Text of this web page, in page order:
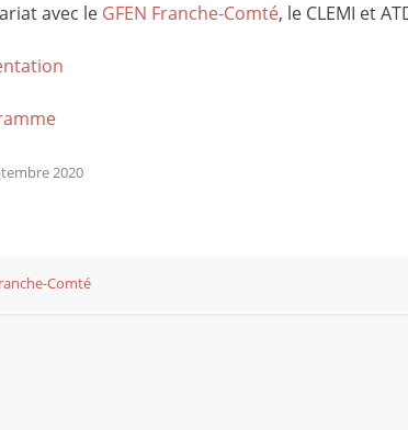
avec le GFEN Franche-Comté, le CLEMI et
2020
Comté